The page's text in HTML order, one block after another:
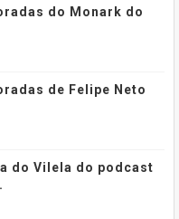
do Monark do
de Felipe Neto
do Vilela do podcast